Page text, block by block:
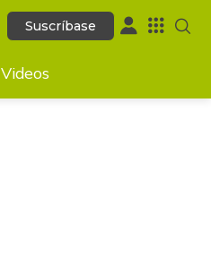
Suscríbase
Suscríbase
Videos